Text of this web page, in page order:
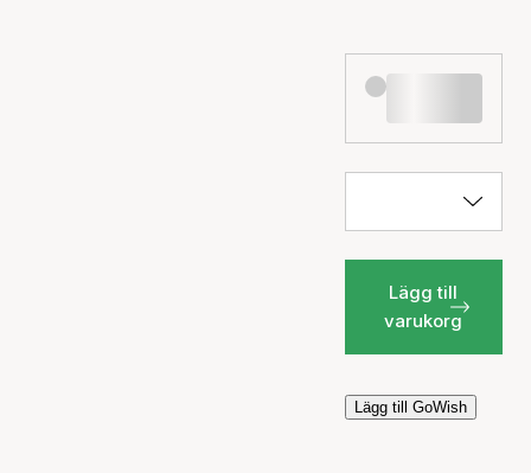
Lägg till
varukorg
Lägg till GoWish